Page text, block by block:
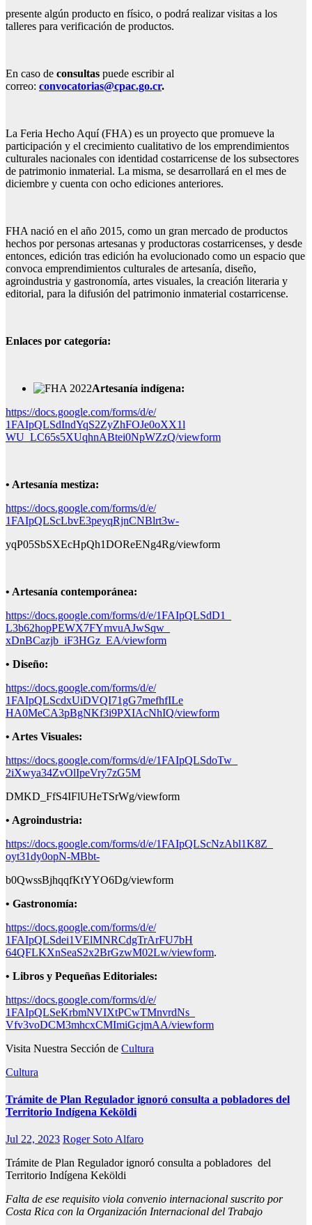
presente algún producto en físico, o podrá realizar visitas a los
talleres para verificación de productos.
En caso de consultas puede escribir al
correo: convocatorias@cpac.go.cr.
La Feria Hecho Aquí (FHA) es un proyecto que promueve la
participación y el crecimiento cualitativo de los emprendimientos
culturales nacionales con identidad costarricense de los subsectores
de patrimonio inmaterial. La misma, se desarrollará en el mes de
diciembre y cuenta con ocho ediciones anteriores.
FHA nació en el año 2015, como un gran mercado de productos
hechos por personas artesanas y productoras costarricenses, y desde
entonces, edición tras edición ha evolucionado como un espacio que
convoca emprendimientos culturales de artesanía, diseño,
agroindustria y gastronomía, artes visuales, la creación literaria y
editorial, para la difusión del patrimonio inmaterial costarricense.
Enlaces por categoría:
Artesanía indígena:
https://docs.google.com/forms/d/e/
1FAIpQLSdIndYqS2ZyZhFOJe0oXX1l
WU_LC65s5XUqhnABtei0NpWZzQ/viewform
• Artesanía mestiza:
https://docs.google.com/forms/d/e/
1FAIpQLScLbvE3peyqRjnCNBlrt3w-
yqP05SbSXEcHpQh1DOReENg4Rg/viewform
• Artesanía contemporánea:
https://docs.google.com/forms/d/e/1FAIpQLSdD1_
L3b62hopPEWX7FYmvuAJwSqw_
xDnBCazjb_iF3HGz_EA/viewform
• Diseño:
https://docs.google.com/forms/d/e/
1FAIpQLScdxUiDVQI71gG7mefhfILe
HA0MeCA3pBgNKf3i9PXIAcNhIQ/viewform
• Artes Visuales:
https://docs.google.com/forms/d/e/1FAIpQLSdoTw_
2iXwya34ZvOlIpeVry7zG5M
DMKD_FfS4IFlUHeTSrWg/viewform
• Agroindustria:
https://docs.google.com/forms/d/e/1FAIpQLScNzAbl1K8Z_
oyt31dy0opN-MBbt-
b0QwssBjhqqfKtYYO6Dg/viewform
• Gastronomía:
https://docs.google.com/forms/d/e/
1FAIpQLSdei1VElMNRCdgTrArFU7bH
64QFLKXnSeaS2x2BrGzwM02Lw/viewform.
• Libros y Pequeñas Editoriales:
https://docs.google.com/forms/d/e/
1FAIpQLSeKrbmNVIXtPCwTMnvrdNs_
Vfv3voDCM3mhcxCMImiGcjmAA/viewform
Visita Nuestra Sección de Cultura
Cultura
Trámite de Plan Regulador ignoró consulta a pobladores del
Territorio Indígena Keköldi
Jul 22, 2023 Roger Soto Alfaro
Trámite de Plan Regulador ignoró consulta a pobladores del
Territorio Indígena Keköldi
Falta de ese requisito viola convenio internacional suscrito por
Costa Rica con la Organización Internacional del Trabajo